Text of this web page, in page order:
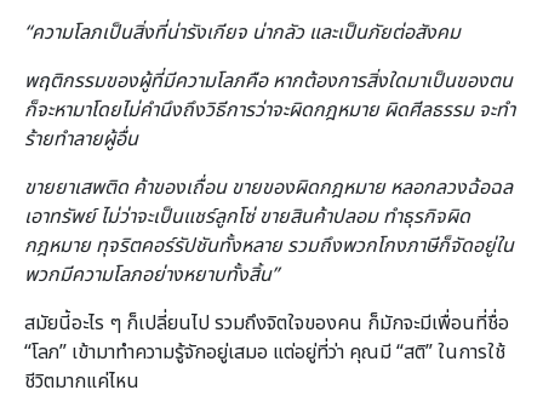
“ความโลภเป็นสิ่งที่น่ารังเกียจ น่ากลัว และเป็นภัยต่อสังคม
พฤติกรรมของผู้ที่มีความโลภคือ หากต้องการสิ่งใดมาเป็นของตน
ก็จะหามาโดยไม่คํานึงถึงวิธีการว่าจะผิดกฎหมาย ผิดศีลธรรม จะทํา
ร้ายทําลายผู้อื่น
ขายยาเสพติด ค้าของเถื่อน ขายของผิดกฎหมาย หลอกลวงฉ้อฉล
เอาทรัพย์ ไม่ว่าจะเป็นแชร์ลูกโซ่ ขายสินค้าปลอม ทําธุรกิจผิด
กฎหมาย ทุจริตคอร์รัปชันทั้งหลาย รวมถึงพวกโกงภาษีก็จัดอยู่ใน
พวกมีความโลภอย่างหยาบทั้งสิ้น”
สมัยนี้อะไร ๆ ก็เปลี่ยนไป รวมถึงจิตใจของคน ก็มักจะมีเพื่อนที่ชื่อ
“โลภ” เข้ามาทำความรู้จักอยู่เสมอ แต่อยู่ที่ว่า คุณมี “สติ” ในการใช้
ชีวิตมากแค่ไหน